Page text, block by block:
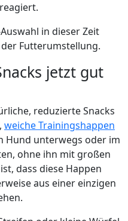
in dieser Zeit
der Futterumstellung.
jetzt gut
reduzierte Snacks
weiche Trainingshappen
Hund unterwegs oder im
ohne ihn mit großen
dass diese Happen
aus einer einzigen